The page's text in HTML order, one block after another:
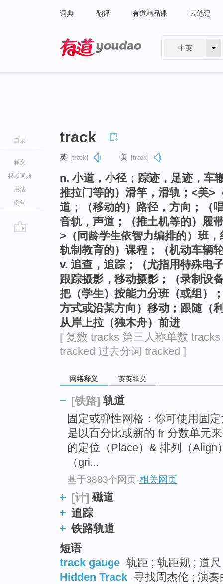
词典 翻译 有道精品课 云笔记
中英
目录
释义
权威词典
用法
例句
track
英 [træk] 美 [træk]
n. 小道，小径；踪迹，足迹，车
推拉门等的）滑竿，滑轨；<美>
道；（移动的）路径，方向；（
音轨，声道；（推土机等的）履
>（同龄学生依智力编排的）班
轨制教育的）课程；（机动车辆
v. 追查，追踪；（尤指用特殊
跟踪摄影，移动摄影；（录制设
把（学生）按能力分班（或组）
方式或沿某方向）移动；跟随（
从岸上拉（独木舟）前进
[ 复数 tracks 第三人称单数
tracked 过去分词 tracked ]
网络释义 英英释义
[铁路] 轨道
固定或弹性网格：你可使用固
是以百分比或新的 fr 分数单元
的定位（Place）& 排列（Align
（gri...
基于3883个网页-相关网页
[计] 磁道
追踪
铁路轨道
短语
track gauge 轨距 ; 轨距规 ; 道尺
Hidden Track 寻找周杰伦 ; 演奏